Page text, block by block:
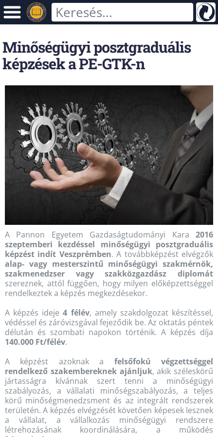
Minőségügyi posztgraduális
képzések a PE-GTK-n
A Pannon Egyetem Gazdaságtudományi Kara 2016
szeptemberi kezdéssel minőségügyi posztgraduális
képzést indít Veszprémben. A továbbképzést elvégzők
alap- vagy mesterszintű minőségügyi szakmérnök,
szakmenedzser vagy szakközgazdász diplomát
szereznek, attól függően, hogy milyen előképzettséggel
rendelkeztek a képzés megkezdésekor.
A képzés ideje4 félév, amely szakdolgozat készítéssel,
védéssel és záróvizsgával fejeződik be. Az oktatás péntek
délután és szombati napokon történik. A képzés díja
140.000 Ft/félév.
A képzést azoknak a felsőfokú végzettséggel
rendelkező szakembereknek ajánljuk, akik széleskörű
jártasságra kívánnak szert tenni a minőségügyi
szabályozás, a vállalati minőségszabályozás, a teljes
körű minőségmenedzsment és az integrált rendszerek
területén. A képzés elvégzését követően képesek lesznek
a vállalat, a vállalkozás minőségügyi rendszere
létrehozásának koordinálására, a működés